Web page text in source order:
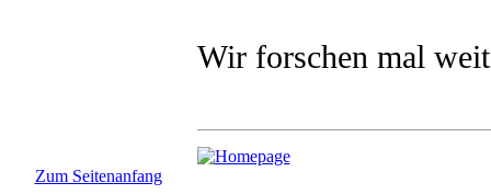
Wir forschen mal
Zum Seitenanfang